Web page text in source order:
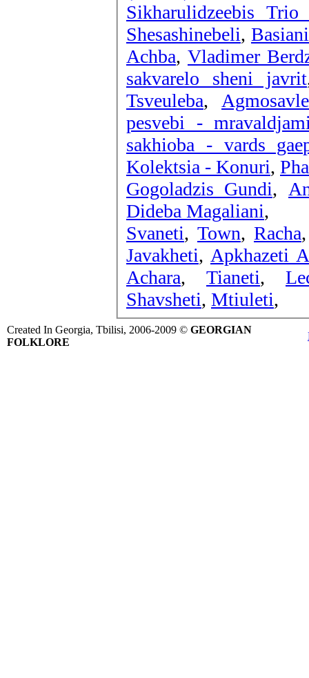
Sikharulidzeebis
Shesashinebeli,
Achba, Vladimer
sakvarelo sheni javrit
Tsveuleba,
pesvebi -
sakhioba - vards
Kolektsia - Konuri,
Gogoladzis Gundi,
Dideba Magaliani,
Svaneti, Town, Racha
Javakheti, Apkhazeti
Achara, Tianeti,
Shavsheti, Mtiuleti,
Created In Georgia, Tbilisi, 2006-2009 © GEORGIAN
FOLKLORE